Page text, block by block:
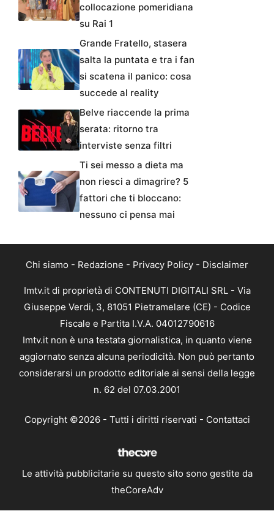
collocazione pomeridiana
su Rai 1
Grande Fratello, stasera
salta la puntata e tra i fan
si scatena il panico: cosa
succede al reality
Belve riaccende la prima
serata: ritorno tra
interviste senza filtri
Ti sei messo a dieta ma
non riesci a dimagrire? 5
fattori che ti bloccano:
nessuno ci pensa mai
Chi siamo - Redazione - Privacy Policy - Disclaimer
Imtv.it di proprietà di CONTENUTI DIGITALI SRL - Via
Giuseppe Verdi, 3, 81051 Pietramelare (CE) - Codice
Fiscale e Partita I.V.A. 04012790616
Imtv.it non è una testata giornalistica, in quanto viene
aggiornato senza alcuna periodicità. Non può pertanto
considerarsi un prodotto editoriale ai sensi della legge
n. 62 del 07.03.2001
Copyright ©2026 - Tutti i diritti riservati - Contattaci
Le attività pubblicitarie su questo sito sono gestite da
theCoreAdv